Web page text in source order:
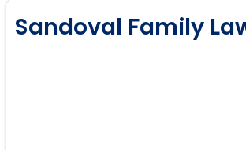
Acuerdos pre y
Sandoval Family